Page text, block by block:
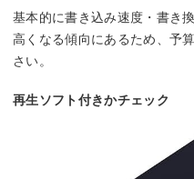
基本的に書き込み速度・書き
高くなる傾向にあるため、予
さい。
再生ソフト付きかチェック